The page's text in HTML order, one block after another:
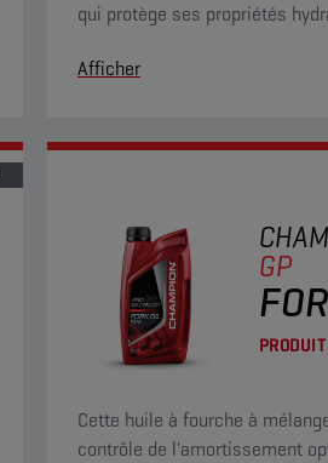
qui protège ses propriétés
Afficher
GP
Cette huile à fourche à
contrôle de l'amortissement